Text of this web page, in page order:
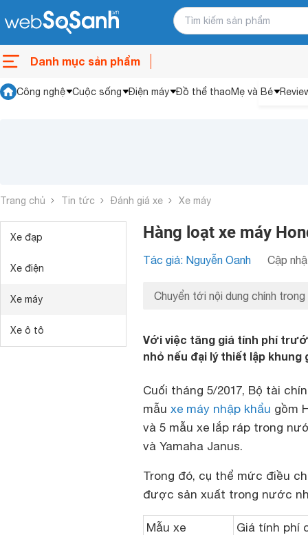
Danh mục sản phẩm
Công nghệ Cuộc sống Điện máy Đồ thể thaoMẹ và Bé
Trang chủ Tin tức Đánh giá xe Xe máy
Xe đạp
Xe điện
Xe máy
Xe ô tô
Hàng loạt xe máy
Tác giả: Nguyễn Oanh Cập
Chuyển tới nội dung chính trong
Với việc tăng giá tính phí
nhỏ nếu đại lý thiết lập khung
Cuối tháng 5/2017, Bộ tài
mẫu xe máy nhập khẩu gồm
và 5 mẫu xe lắp ráp trong
và Yamaha Janus.
Trong đó, cụ thể mức điều
được sản xuất trong nước
Mẫu xe
Giá tính phí